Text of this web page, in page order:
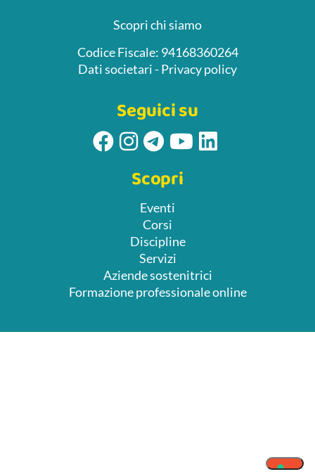
Scopri chi siamo
Codice Fiscale: 94168360264
Dati societari -Privacy policy
Seguici su
Scopri
Eventi
Corsi
Discipline
Servizi
Aziende sostenitrici
Formazione professionale online